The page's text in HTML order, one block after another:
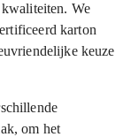
We
karton
keuze
om het